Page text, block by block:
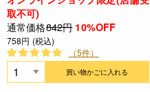
取不可)
通常価格842円 10%OFF
758円 (税込)
（5件）
買い物かごに入れる